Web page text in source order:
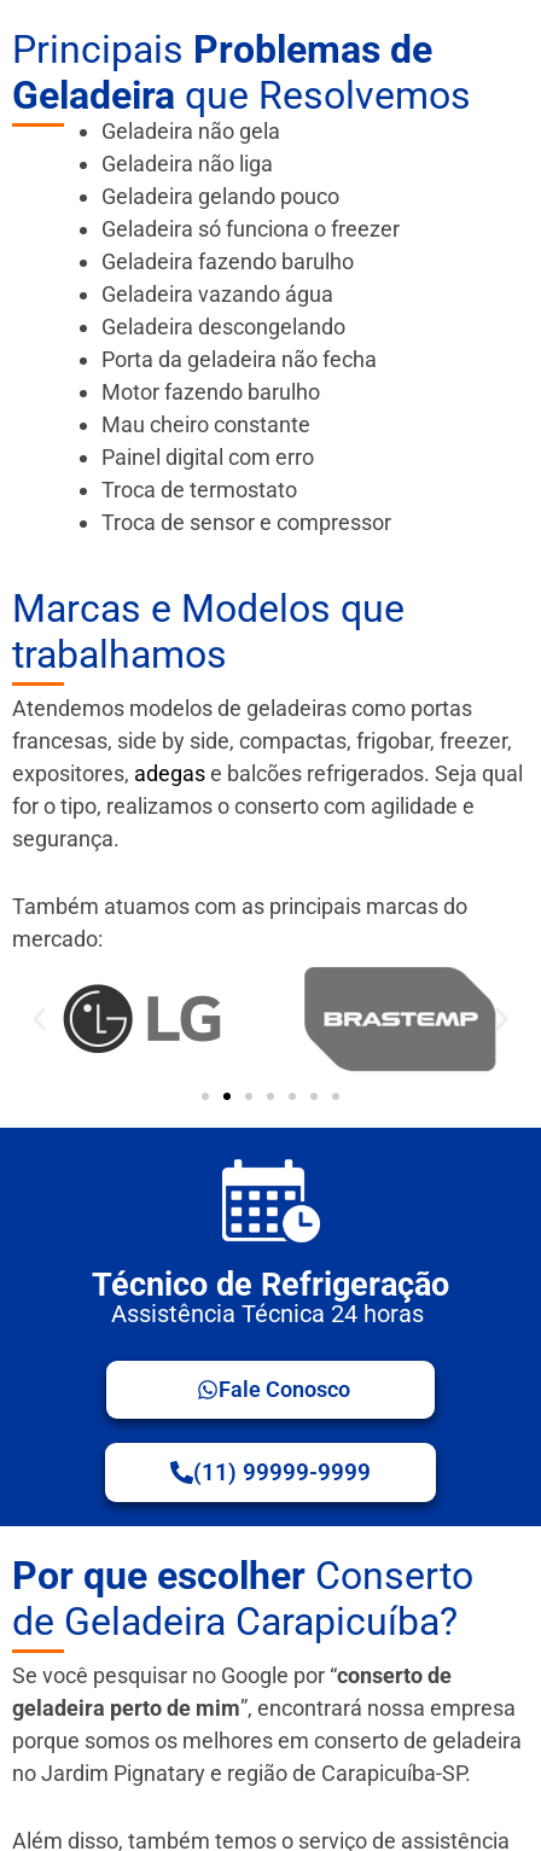
Principais Problemas de
Geladeira que Resolvemos
Geladeira não gela
Geladeira não liga
Geladeira gelando pouco
Geladeira só funciona o freezer
Geladeira fazendo barulho
Geladeira vazando água
Geladeira descongelando
Porta da geladeira não fecha
Motor fazendo barulho
Mau cheiro constante
Painel digital com erro
Troca de termostato
Troca de sensor e compressor
Marcas e Modelos que
trabalhamos
Atendemos modelos de geladeiras como portas
francesas, side by side, compactas, frigobar, freezer,
expositores, adegase balcões refrigerados. Seja qual
for o tipo, realizamos o conserto com agilidade e
segurança.
Também atuamos com as principais marcas do
mercado:
Técnico de Refrigeração
Assistência Técnica 24 horas
Fale Conosco
(11) 99999-9999
Por que escolher Conserto
de Geladeira Carapicuíba?
Se você pesquisar no Google por “conserto de
geladeira perto de mim”, encontrará nossa empresa
porque somos os melhores em conserto de geladeira
no Jardim Pignatary e região de Carapicuíba-SP.
Além disso, também temos o serviço de assistência